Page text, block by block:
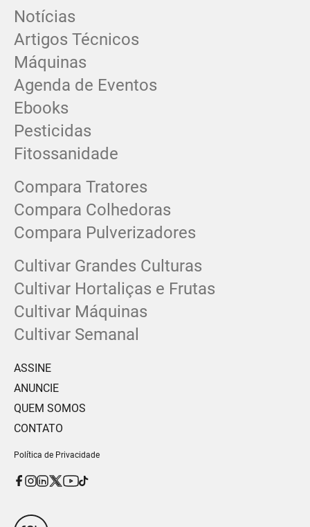
Notícias
Artigos Técnicos
Máquinas
Agenda de Eventos
Ebooks
Pesticidas
Fitossanidade
Compara Tratores
Compara Colhedoras
Compara Pulverizadores
Cultivar Grandes Culturas
Cultivar Hortaliças e Frutas
Cultivar Máquinas
Cultivar Semanal
ASSINE
ANUNCIE
QUEM SOMOS
CONTATO
Política de Privacidade